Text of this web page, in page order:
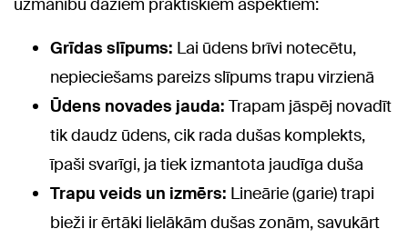
Grīdas slīpums: Lai ūdens brīvi notecētu,
nepieciešams pareizs slīpums trapu virzienā
Ūdens novades jauda: Trapam jāspēj novadīt
tik daudz ūdens, cik rada dušas komplekts,
īpaši svarīgi, ja tiek izmantota jaudīga duša
Trapu veids un izmērs: Lineārie (garie) trapi
bieži ir ērtāki lielākām dušas zonām, savukārt